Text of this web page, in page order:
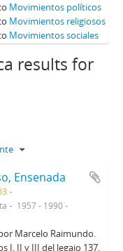
Movimientos políticos
Movimientos religiosos
Movimientos sociales
results for
Ensenada
1957 - 1990
Marcelo Raimundo.
I, II y III del legajo 137,